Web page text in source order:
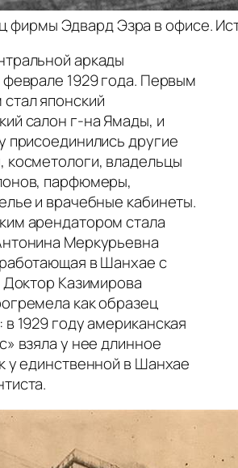
фирмы Эдвард Эзра в офисе.
аркады
феврале 1929 года. Первым
японский
салон г-на Ямады, и
присоединились другие
косметологи, владельцы
парфюмеры,
и врачебные кабинеты.
арендатором стала
Меркурьевна
в Шанхае с
Доктор Казимирова
как образец
1929 году американская
взяла у нее длинное
у единственной в Шанхае